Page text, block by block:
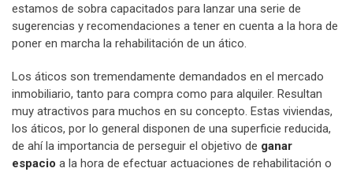
estamos de sobra capacitados para lanzar una serie de
sugerencias y recomendaciones a tener en cuenta a la hora de
poner en marcha la rehabilitación de un ático.
Los áticos son tremendamente demandados en el mercado
inmobiliario, tanto para compra como para alquiler. Resultan
muy atractivos para muchos en su concepto. Estas viviendas,
los áticos, por lo general disponen de una superficie reducida,
de ahí la importancia de perseguir el objetivo de ganar
espacio a la hora de efectuar actuaciones de rehabilitación o